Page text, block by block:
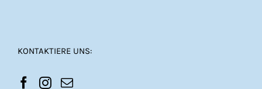
KONTAKTIERE UNS: